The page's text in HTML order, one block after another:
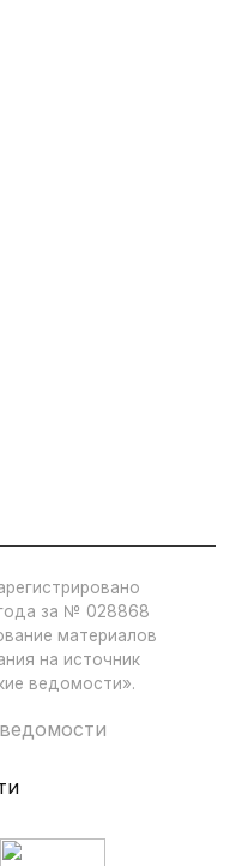
за № 028868
материалов
на источник
ведомости».